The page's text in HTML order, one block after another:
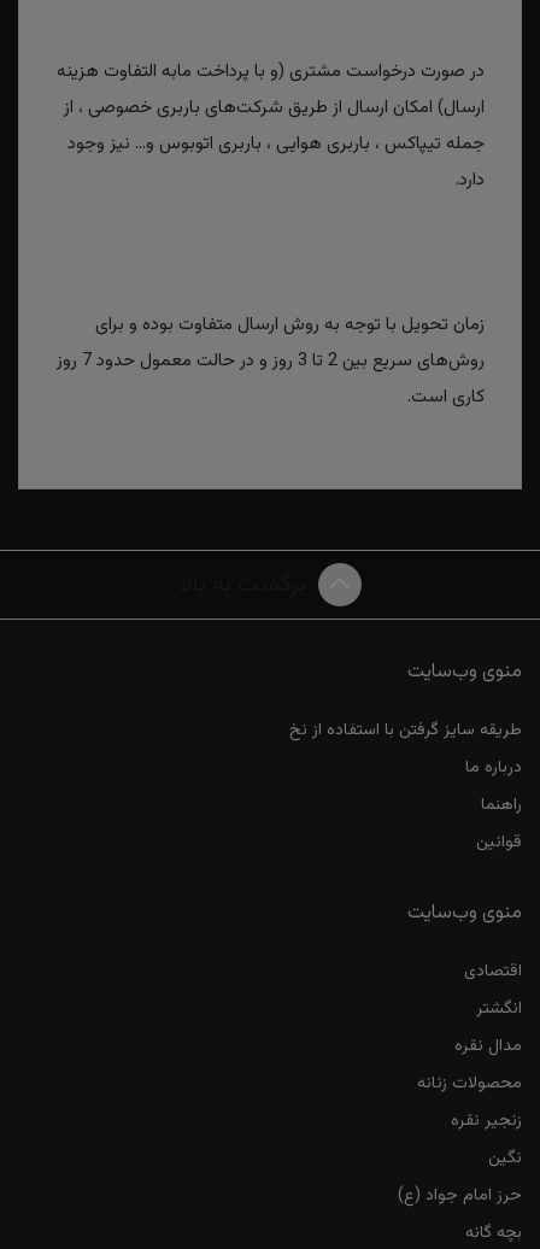
در صورت درخواست مشتری (و با پرداخت مابه التفاوت هزینه
ارسال) امکان ارسال از طریق شرکت‌های باربری خصوصی ، از
جمله تیپاکس ، باربری هوایی ، باربری اتوبوس و... نیز وجود
دارد.
زمان تحویل با توجه به روش ارسال متفاوت بوده و برای
روش‌های سریع بین 2 تا 3 روز و در حالت معمول حدود 7 روز
کاری است.
منوی وب‌سایت
طریقه سایز گرفتن با استفاده از نخ
درباره ما
راهنما
قوانین
منوی وب‌سایت
اقتصادی
انگشتر
مدال نقره
محصولات زنانه
زنجیر نقره
نگین
حرز امام جواد (ع)
بچه گانه